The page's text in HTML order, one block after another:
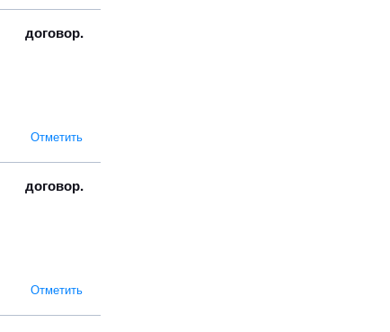
договор.
Отметить
договор.
Отметить